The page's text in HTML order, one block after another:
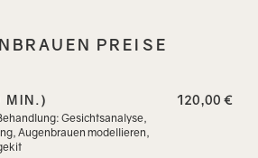
PREISE
MIN.)
Gesichtsanalyse,
Augenbrauen modellieren,
120,00 €